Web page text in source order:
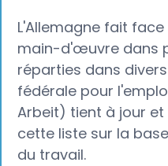
L'Allemagne fait
main-d'œuvre dans
réparties dans
fédérale pour
Arbeit) tient à jour
cette liste sur la
du travail.